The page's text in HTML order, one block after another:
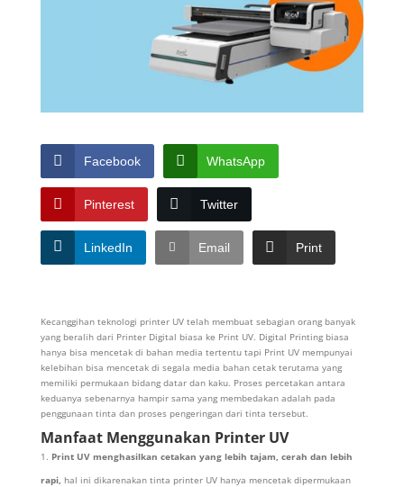
Facebook WhatsApp
Pinterest Twitter
LinkedIn Email Print
Kecanggihan teknologi printer UV telah membuat sebagian orang banyak
yang beralih dari Printer Digital biasa ke Print UV. Digital Printing biasa
hanya bisa mencetak di bahan media tertentu tapi Print UV mempunyai
kelebihan bisa mencetak di segala media bahan cetak terutama yang
memiliki permukaan bidang datar dan kaku. Proses percetakan antara
keduanya sebenarnya hampir sama yang membedakan adalah pada
penggunaan tinta dan proses pengeringan dari tinta tersebut.
Manfaat Menggunakan Printer UV
Print UV menghasilkan cetakan yang lebih tajam, cerah dan lebih
rapi, hal ini dikarenakan tinta printer UV hanya mencetak dipermukaan